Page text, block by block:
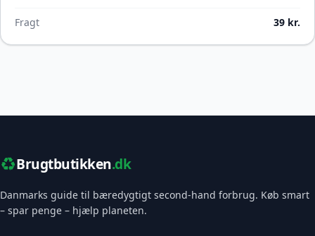
Fragt 39 kr.
♻️Brugtbutikken.dk
Danmarks guide til bæredygtigt second-hand forbrug. Køb smart
– spar penge – hjælp planeten.